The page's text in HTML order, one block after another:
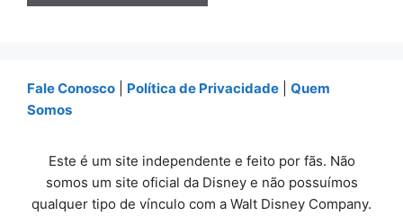
Fale Conosco Política de Privacidade
Quem
Somos
Este é um site independente e feito por fãs. Não
somos um site oficial da Disney e não possuímos
qualquer tipo de vínculo com a Walt Disney Company.